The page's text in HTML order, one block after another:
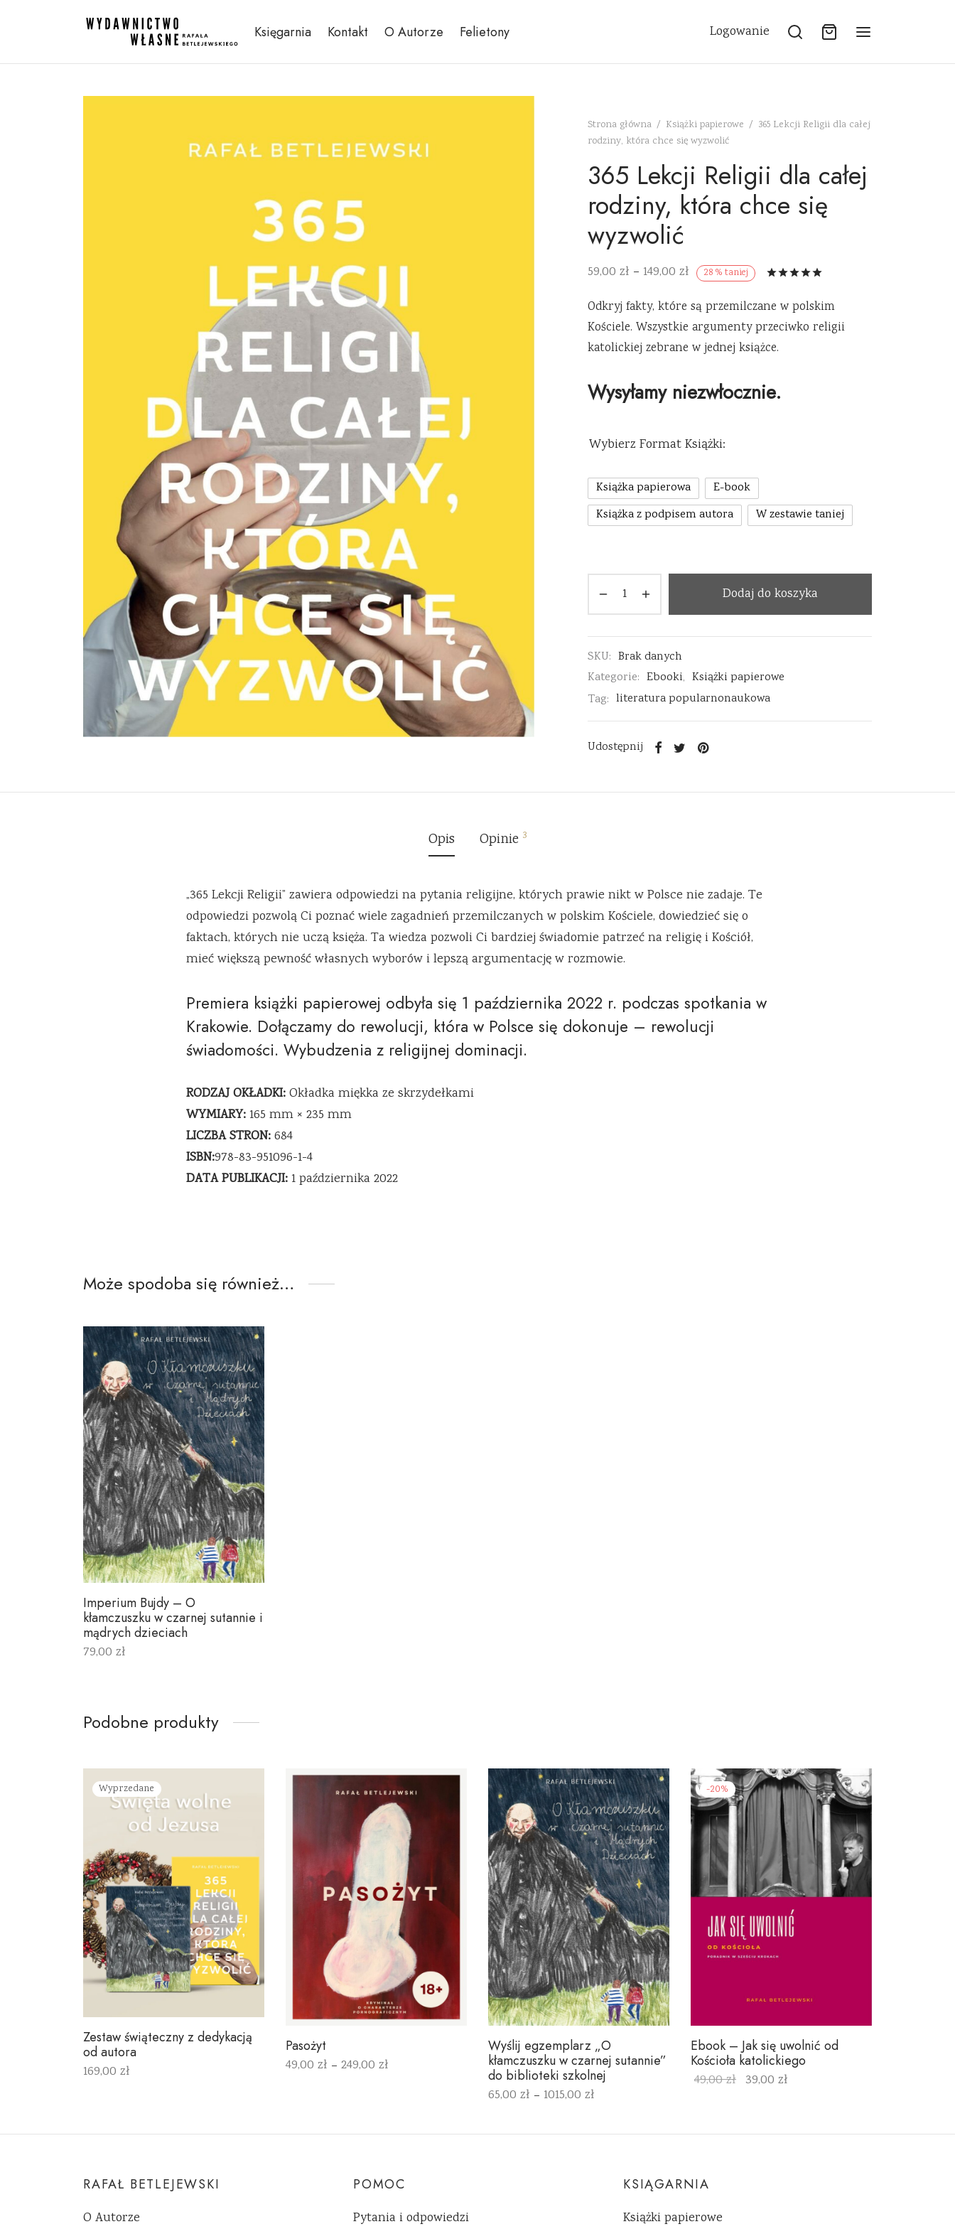
Księgarnia Kontakt O Autorze Felietony Logowanie
Strona główna / Książki papierowe / 365 Lekcji Religii dla całej
rodziny, która chce się wyzwolić
365 Lekcji Religii dla całej
rodziny, która chce się
wyzwolić
28 % taniej
59,00 zł – 149,00 zł
Odkryj fakty, które są przemilczane w polskim
Kościele. Wszystkie argumenty przeciwko religii
katolickiej zebrane w jednej książce.
Wysyłamy niezwłocznie.
Wybierz Format Książki:
Książka papierowa
E-book
Książka z podpisem autora
W zestawie taniej
Dodaj do koszyka
SKU: Brak danych
Kategorie: Ebooki, Książki papierowe
Tag: literatura popularnonaukowa
Udostępnij
Opis Opinie 3
„365 Lekcji Religii” zawiera odpowiedzi na pytania religijne, których prawie nikt w Polsce nie zadaje. Te
odpowiedzi pozwolą Ci poznać wiele zagadnień przemilczanych w polskim Kościele, dowiedzieć się o
faktach, których nie uczą księża. Ta wiedza pozwoli Ci bardziej świadomie patrzeć na religię i Kościół,
mieć większą pewność własnych wyborów i lepszą argumentację w rozmowie.
Premiera książki papierowej odbyła się 1 października 2022 r. podczas spotkania w
Krakowie. Dołączamy do rewolucji, która w Polsce się dokonuje – rewolucji
świadomości. Wybudzenia z religijnej dominacji.
RODZAJ OKŁADKI:Okładka miękka ze skrzydełkami
WYMIARY: 165 mm × 235 mm
LICZBA STRON:684
ISBN:978-83-951096-1-4
DATA PUBLIKACJI: 1 października 2022
Może spodoba się również…
Imperium Bujdy – O
kłamczuszku w czarnej sutannie i
mądrych dzieciach
79,00 zł
Podobne produkty
Wyprzedane
Zestaw świąteczny z dedykacją
od autora
169,00 zł
Pasożyt
49,00 zł – 249,00 zł
Wyślij egzemplarz „O
kłamczuszku w czarnej sutannie”
do biblioteki szkolnej
65,00 zł – 1015,00 zł
-20%
Ebook – Jak się uwolnić od
Kościoła katolickiego
49,00zł 39,00 zł
RAFAŁ BETLEJEWSKI
O Autorze
POMOC
Pytania i odpowiedzi
KSIĄGARNIA
Książki papierowe